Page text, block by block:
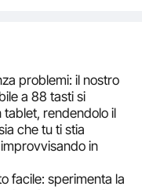
problemi: il nostro
a 88 tasti si
tablet, rendendolo il
che tu ti stia
in
facile: sperimenta la